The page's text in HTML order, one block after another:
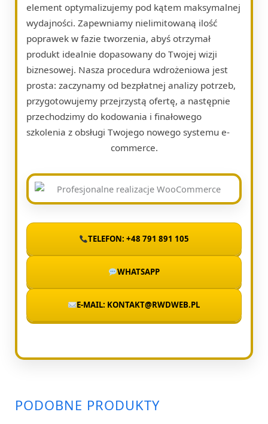
element optymalizujemy pod kątem maksymalnej
wydajności. Zapewniamy nielimitowaną ilość
poprawek w fazie tworzenia, abyś otrzymał
produkt idealnie dopasowany do Twojej wizji
biznesowej. Nasza procedura wdrożeniowa jest
prosta: zaczynamy od bezpłatnej analizy potrzeb,
przygotowujemy przejrzystą ofertę, a następnie
przechodzimy do kodowania i finałowego
szkolenia z obsługi Twojego nowego systemu e-
commerce.
TELEFON: +48 791 891 105
WHATSAPP
E-MAIL: KONTAKT@RWDWEB.PL
PODOBNE PRODUKTY